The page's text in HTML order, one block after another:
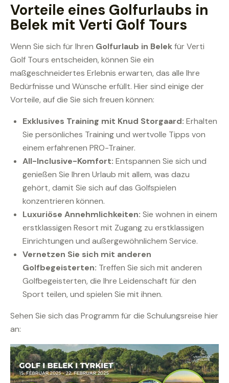
Vorteile eines Golfurlaubs in
Belek mit Verti Golf Tours
Wenn Sie sich für Ihren Golfurlaub in Belekfür Verti
Golf Tours entscheiden, können Sie ein
maßgeschneidertes Erlebnis erwarten, das alle Ihre
Bedürfnisse und Wünsche erfüllt. Hier sind einige der
Vorteile, auf die Sie sich freuen können:
Exklusives Training mit Knud Storgaard: Erhalten
Sie persönliches Training und wertvolle Tipps von
einem erfahrenen PRO-Trainer.
All-Inclusive-Komfort: Entspannen Sie sich und
genießen Sie Ihren Urlaub mit allem, was dazu
gehört, damit Sie sich auf das Golfspielen
konzentrieren können.
Luxuriöse Annehmlichkeiten: Sie wohnen in einem
erstklassigen Resort mit Zugang zu erstklassigen
Einrichtungen und außergewöhnlichem Service.
Vernetzen Sie sich mit anderen
Golfbegeisterten: Treffen Sie sich mit anderen
Golfbegeisterten, die Ihre Leidenschaft für den
Sport teilen, und spielen Sie mit ihnen.
Sehen Sie sich das Programm für die Schulungsreise hier
an: